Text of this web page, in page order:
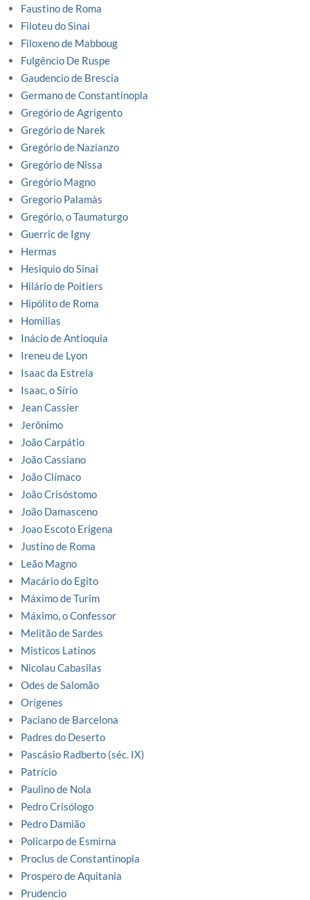
Faustino de Roma
Filoteu do Sinai
Filoxeno de Mabboug
Fulgêncio De Ruspe
Gaudencio de Brescia
Germano de Constantinopla
Gregório de Agrigento
Gregório de Narek
Gregório de Nazianzo
Gregório de Nissa
Gregório Magno
Gregorio Palamàs
Gregório, o Taumaturgo
Guerric de Igny
Hermas
Hesiquio do Sinai
Hilário de Poitiers
Hipólito de Roma
Homilias
Inácio de Antioquia
Ireneu de Lyon
Isaac da Estrela
Isaac, o Sírio
Jean Cassier
Jerônimo
João Carpátio
João Cassiano
João Clímaco
João Crisóstomo
João Damasceno
Joao Escoto Erigena
Justino de Roma
Leão Magno
Macário do Egito
Máximo de Turim
Máximo, o Confessor
Melitão de Sardes
Misticos Latinos
Nicolau Cabasilas
Odes de Salomão
Orígenes
Paciano de Barcelona
Padres do Deserto
Pascásio Radberto (séc. IX)
Patrício
Paulino de Nola
Pedro Crisólogo
Pedro Damião
Policarpo de Esmirna
Proclus de Constantinopla
Prospero de Aquitania
Prudencio